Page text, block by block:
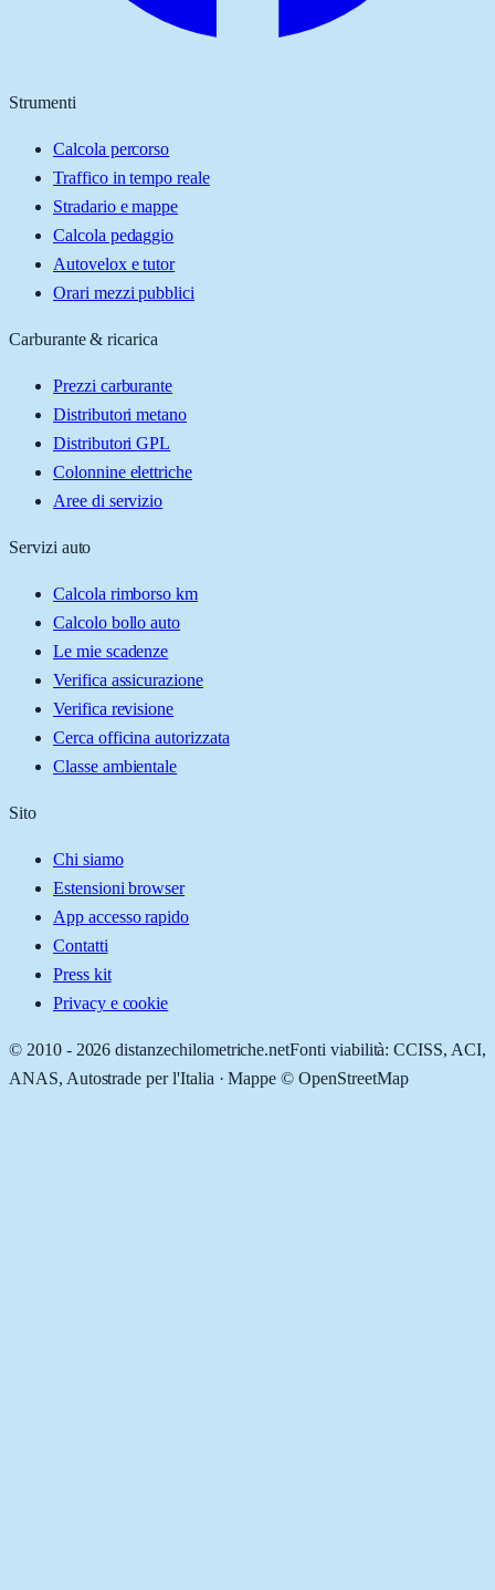
Strumenti
Calcola percorso
Traffico in tempo reale
Stradario e mappe
Calcola pedaggio
Autovelox e tutor
Orari mezzi pubblici
Carburante & ricarica
Prezzi carburante
Distributori metano
Distributori GPL
Colonnine elettriche
Aree di servizio
Servizi auto
Calcola rimborso km
Calcolo bollo auto
Le mie scadenze
Verifica assicurazione
Verifica revisione
Cerca officina autorizzata
Classe ambientale
Sito
Chi siamo
Estensioni browser
App accesso rapido
Contatti
Press kit
Privacy e cookie
© 2010 - 2026 distanzechilometriche.netFonti viabilità: CCISS, ACI,
ANAS, Autostrade per l'Italia · Mappe © OpenStreetMap